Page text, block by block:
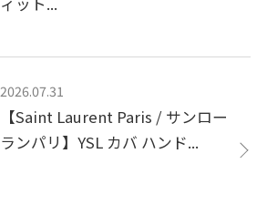
2026.07.31
【Saint Laurent Paris / サンロー
ランパリ】YSL カバ ハンド...